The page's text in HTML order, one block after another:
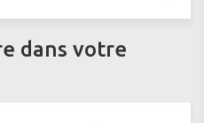
dans votre